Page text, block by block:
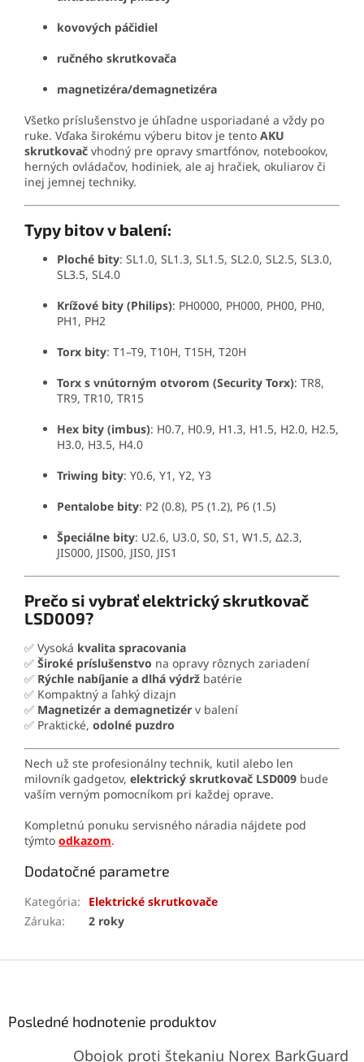
kovových páčidiel
ručného skrutkovača
magnetizéra/demagnetizéra
Všetko príslušenstvo je úhľadne usporiadané a vždy po
ruke. Vďaka širokému výberu bitov je tento AKU
skrutkovač vhodný pre opravy smartfónov, notebookov,
herných ovládačov, hodiniek, ale aj hračiek, okuliarov či
inej jemnej techniky.
Typy bitov v balení:
Ploché bity: SL1.0, SL1.3, SL1.5, SL2.0, SL2.5, SL3.0,
SL3.5, SL4.0
Krížové bity (Philips): PH0000, PH000, PH00, PH0,
PH1, PH2
Torx bity: T1–T9, T10H, T15H, T20H
Torx s vnútorným otvorom (Security Torx): TR8,
TR9, TR10, TR15
Hex bity (imbus): H0.7, H0.9, H1.3, H1.5, H2.0, H2.5,
H3.0, H3.5, H4.0
Triwing bity: Y0.6, Y1, Y2, Y3
Pentalobe bity: P2 (0.8), P5 (1.2), P6 (1.5)
Špeciálne bity: U2.6, U3.0, S0, S1, W1.5, Δ2.3,
JIS000, JIS00, JIS0, JIS1
Prečo si vybrať elektrický skrutkovač
LSD009?
✅ Vysoká kvalita spracovania
✅ Široké príslušenstvo na opravy rôznych zariadení
✅ Rýchle nabíjanie a dlhá výdrž batérie
✅ Kompaktný a ľahký dizajn
✅ Magnetizér a demagnetizér v balení
✅ Praktické, odolné puzdro
Nech už ste profesionálny technik, kutil alebo len
milovník gadgetov, elektrický skrutkovač LSD009 bude
vaším verným pomocníkom pri každej oprave.
Kompletnú ponuku servisného náradia nájdete pod
týmto odkazom.
Dodatočné parametre
Kategória:
Elektrické skrutkovače
Záruka: 2 roky
Posledné hodnotenie produktov
Obojok proti štekaniu Norex BarkGuard